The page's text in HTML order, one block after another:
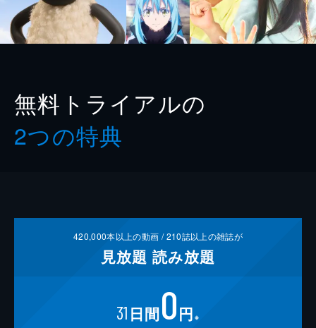
無料トライアルの
2つの特典
420,000本以上の動画 /210誌以上の雑誌が
見放題 読み放題
31 日間0円 ※